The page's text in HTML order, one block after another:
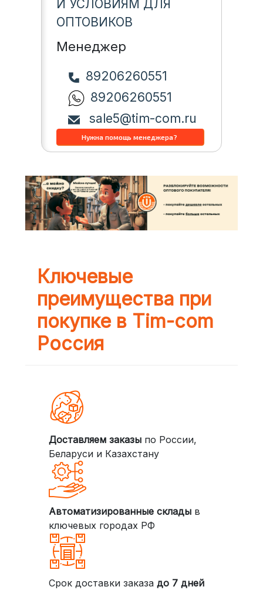
И УСЛОВИЯМ ДЛЯ
ОПТОВИКОВ
Менеджер
89206260551
89206260551
sale5@tim-com.ru
Ключевые
преимущества при
покупке в Tim-com
Россия
Доставляем заказыпо России,
Беларуси и Казахстану
Автоматизированные складыв
ключевых городах РФ
Срок доставки заказа до 7 дней